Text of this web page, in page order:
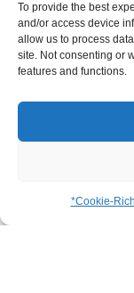
To provide the best
and/or access device
allow us to process
site. Not consenting or
features and functions.
*Cookie-
*Cupuazu
Samen